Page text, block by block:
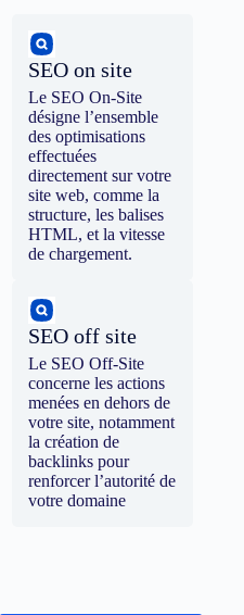
SEO on site
Le SEO On-Site
désigne l’ensemble
des optimisations
effectuées
directement sur votre
site web, comme la
structure, les balises
HTML, et la vitesse
de chargement.
SEO off site
Le SEO Off-Site
concerne les actions
menées en dehors de
votre site, notamment
la création de
backlinks pour
renforcer l’autorité de
votre domaine